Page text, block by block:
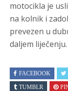
motocikla je
na kolnik i
prevezen u
daljem liječenju.
FACEBOOK
TUMBLR